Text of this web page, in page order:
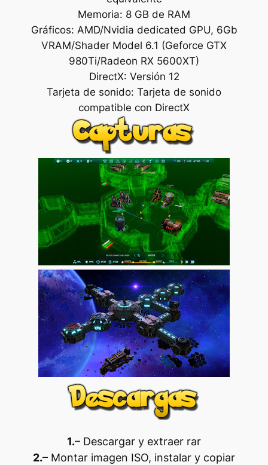
Memoria: 8 GB de RAM
Gráficos: AMD/Nvidia dedicated GPU, 6Gb
VRAM/Shader Model 6.1 (Geforce GTX
980Ti/Radeon RX 5600XT)
DirectX: Versión 12
Tarjeta de sonido: Tarjeta de sonido
compatible con DirectX
1.– Descargar y extraer rar
2.– Montar imagen ISO, instalar y copiar